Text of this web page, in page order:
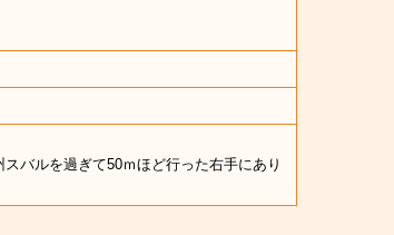
バルを過ぎて50ｍほど行った右手にあり